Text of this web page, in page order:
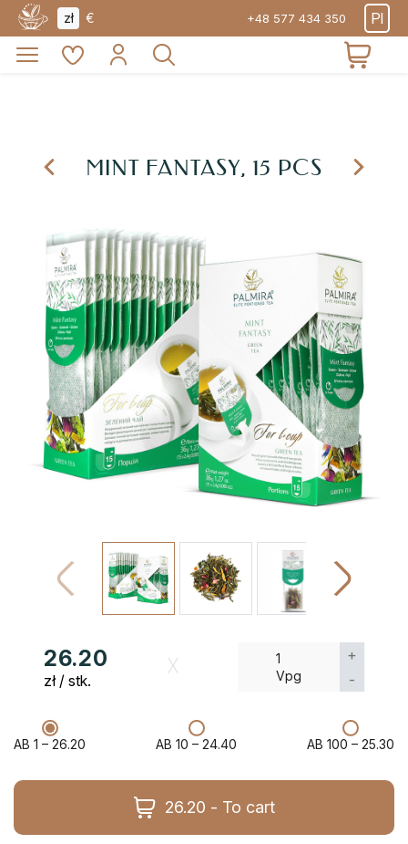
zł € +48 577 434 350 Pl
ÜBER TEEPRODUKTE WERBEAKTIONEN
MINT FANTASY, 15 PCS
26.20
zł / stk.
1
Vpg
+
-
AB 1 – 26.20 AB 10 – 24.40 AB 100 – 25.30
26.20 - To cart